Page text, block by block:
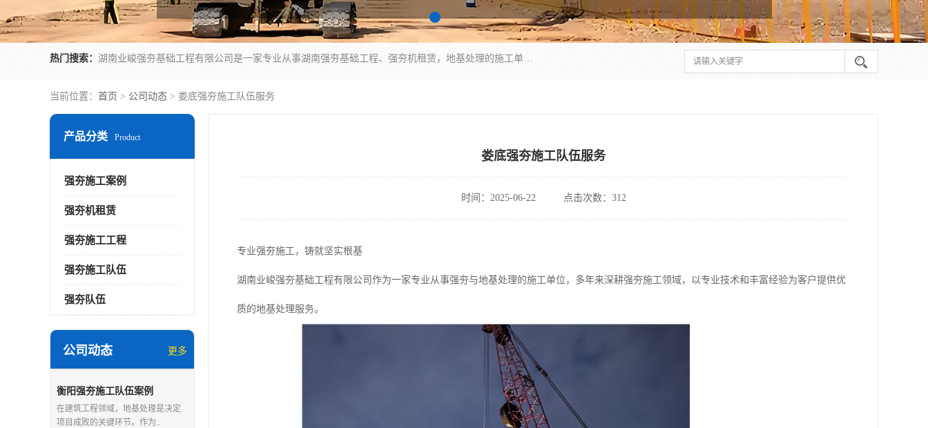
热门搜索： 湖南业峻强夯基础工程有限公司是一家专业从事湖南强夯基础工程、强夯机租赁，地基处理的施工单位。业务覆盖：湖南、广东，江西等地。可承接1000KN.m-25000KN.m强夯（置换）工程。公司创始人是国内较早期从事强夯施工的建设者，经过多年的一步一个脚印的发展，在行业内具有较高的度和良好的口碑。
当前位置： 首页 > 公司动态 > 娄底强夯施工队伍服务
产品分类 Product
强夯施工案例
强夯机租赁
强夯施工工程
强夯施工队伍
强夯队伍
公司动态 更多
衡阳强夯施工队伍案例
在建筑工程领域，地基处理是决定
项目成败的关键环节。作为..
娄底强夯施工队伍服务
时间：2025-06-22 点击次数：312
专业强夯施工，铸就坚实根基
湖南业峻强夯基础工程有限公司作为一家专业从事强夯与地基处理的施工单位，多年来深耕强夯施工领域，以专业技术和丰富经验为客户提供优
质的地基处理服务。